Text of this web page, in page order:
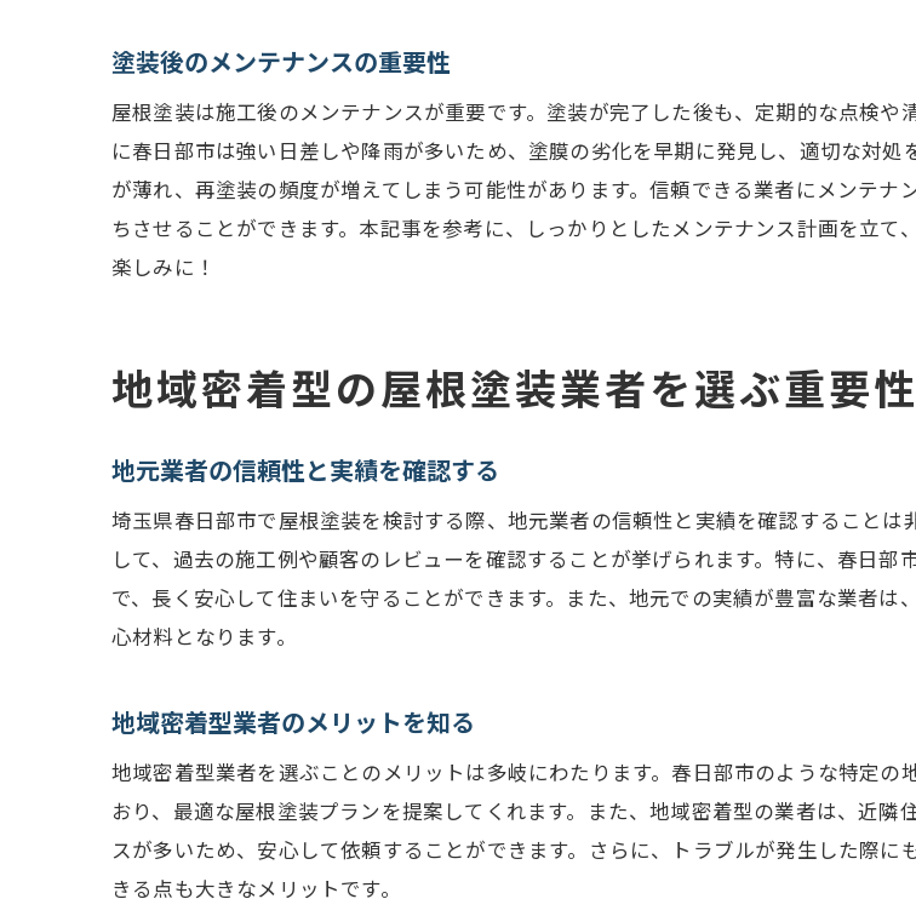
地域特有の住宅スタイルに合っ
春日部市の住宅地図から考える
自然環境に適応する塗料の選び
質を重視した屋根塗装で家を守るた
信頼できる材料選定のポイント
プロフェッショナルによる施工
家族の健康を守るための塗装選
塗装後のメンテナンスの重要性
屋根塗装は施工後のメンテナンスが重要です。塗装が完了した後も、定期的な点検
に春日部市は強い日差しや降雨が多いため、塗膜の劣化を早期に発見し、適切な対
が薄れ、再塗装の頻度が増えてしまう可能性があります。信頼できる業者にメンテ
ちさせることができます。本記事を参考に、しっかりとしたメンテナンス計画を立
楽しみに！
地域密着型の屋根塗装業者を選ぶ重要性
地元業者の信頼性と実績を確認する
埼玉県春日部市で屋根塗装を検討する際、地元業者の信頼性と実績を確認すること
して、過去の施工例や顧客のレビューを確認することが挙げられます。特に、春日
で、長く安心して住まいを守ることができます。また、地元での実績が豊富な業者
心材料となります。
地域密着型業者のメリットを知る
地域密着型業者を選ぶことのメリットは多岐にわたります。春日部市のような特定
おり、最適な屋根塗装プランを提案してくれます。また、地域密着型の業者は、近
スが多いため、安心して依頼することができます。さらに、トラブルが発生した際
きる点も大きなメリットです。